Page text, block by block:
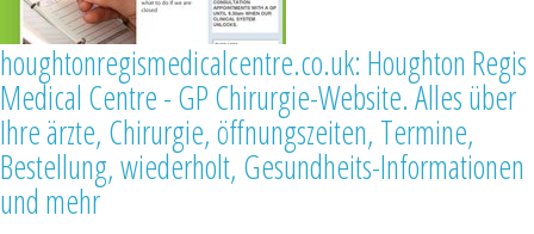
houghtonregismedicalcentre.co.uk: Houghton Regis
Medical Centre - GP Chirurgie-Website. Alles über
Ihre ärzte, Chirurgie, öffnungszeiten, Termine,
Bestellung, wiederholt, Gesundheits-Informationen
und mehr